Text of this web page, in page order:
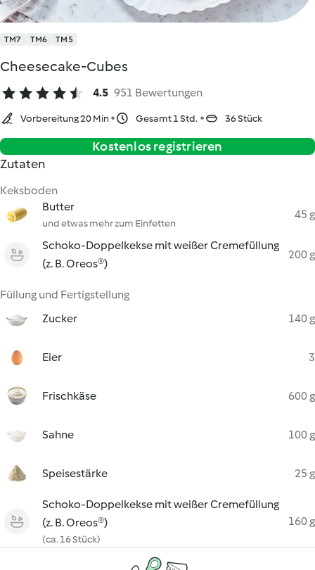
TM7 TM6 TM5
Cheesecake-Cubes
4.5 951 Bewertungen
Vorbereitung 20 Min Gesamt 1 Std. 36 Stück
Kostenlos registrieren
Zutaten
Keksboden
Butter
und etwas mehr zum Einfetten
45 g
Schoko-Doppelkekse mit weißer Cremefüllung
(z. B. Oreos®)
200 g
Füllung und Fertigstellung
Zucker
140 g
Eier 3
Frischkäse 600 g
Sahne 100 g
Speisestärke 25 g
Schoko-Doppelkekse mit weißer Cremefüllung
(z. B. Oreos®)
(ca. 16 Stück)
160 g